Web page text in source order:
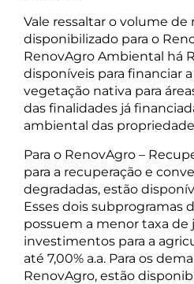
Vale ressaltar o volume de
disponibilizado para o
RenovAgro Ambiental há
disponíveis para financiar
vegetação nativa para
das finalidades já
ambiental das
Para o RenovAgro –
para a recuperação e
degradadas, estão
Esses dois subprogramas
possuem a menor taxa de
investimentos para a
até 7,00% a.a. Para os
RenovAgro, estão